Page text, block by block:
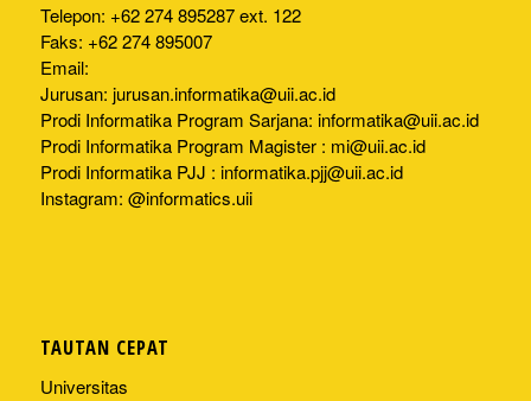
Telepon: +62 274 895287 ext. 122
Faks: +62 274 895007
Email:
Jurusan: jurusan.informatika@uii.ac.id
Prodi Informatika Program Sarjana: informatika@uii.ac.id
Prodi Informatika Program Magister : mi@uii.ac.id
Prodi Informatika PJJ : informatika.pjj@uii.ac.id
Instagram: @informatics.uii
TAUTAN CEPAT
Universitas